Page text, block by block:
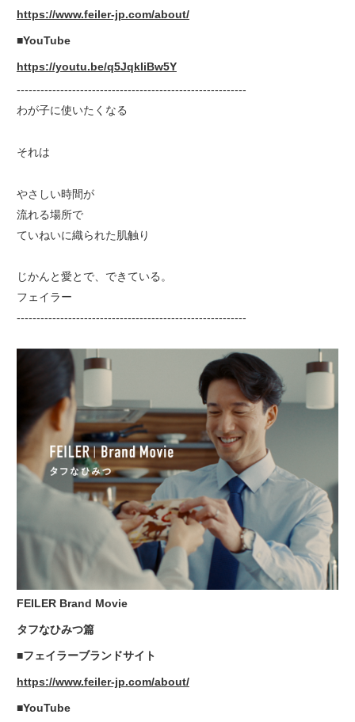
https://www.feiler-jp.com/about/
■YouTube
https://youtu.be/q5JqkIiBw5Y
----------------------------------------------------------
わが子に使いたくなる
それは
やさしい時間が
流れる場所で
ていねいに織られた肌触り
じかんと愛とで、できている。
フェイラー
----------------------------------------------------------
FEILER Brand Movie
タフなひみつ篇
■フェイラーブランドサイト
https://www.feiler-jp.com/about/
■YouTube